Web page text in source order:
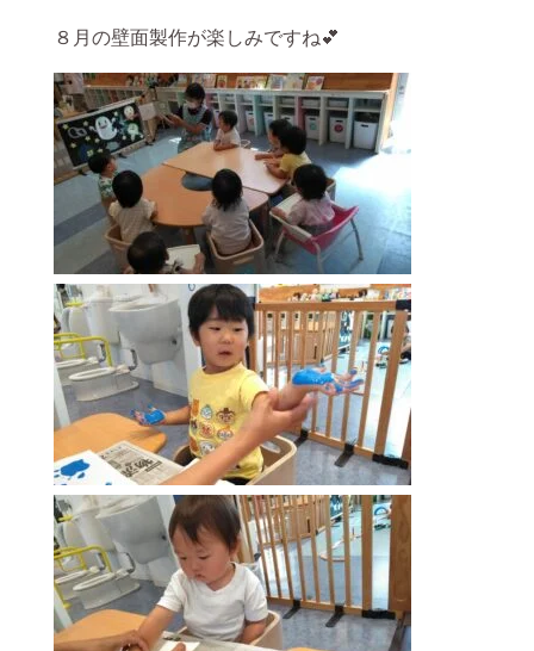
８月の壁面製作が楽しみですね💕